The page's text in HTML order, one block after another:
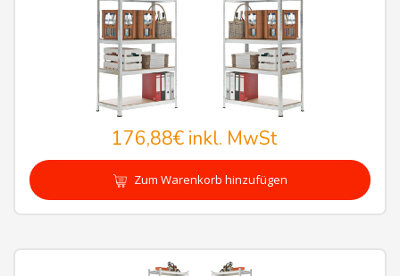
176,88€inkl. MwSt
Zum Warenkorb hinzufügen